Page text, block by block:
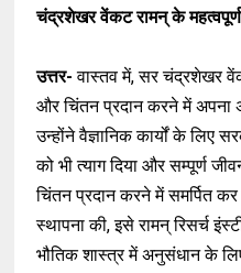
चंद्रशेखर वेंकट रामन् के महत्वपूर्ण
उत्तर- वास्तव में, सर चंद्रशेखर
और चिंतन प्रदान करने में अपना
उन्होंने वैज्ञानिक कार्यों के लिए
को भी त्याग दिया और सम्पूर्ण
चिंतन प्रदान करने में समर्पित
स्थापना की, इसे रामन् रिसर्च
भौतिक शास्त्र में अनुसंधान के